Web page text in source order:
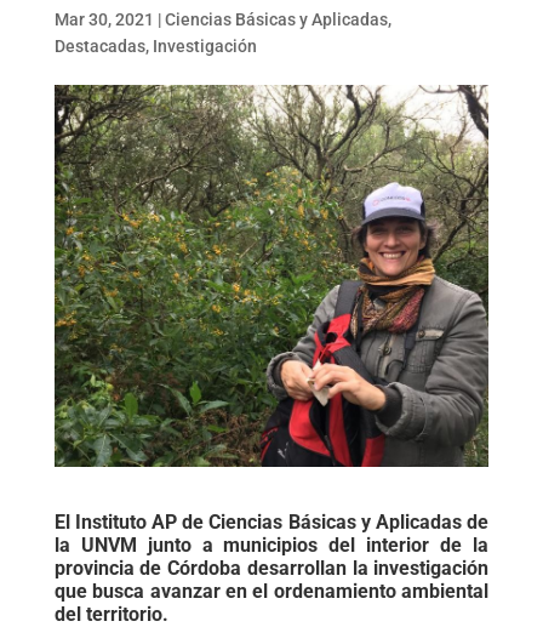
Mar 30, 2021 |Ciencias Básicas y Aplicadas,
Destacadas, Investigación
El Instituto AP de Ciencias Básicas y Aplicadas de
la UNVM junto a municipios del interior de la
provincia de Córdoba desarrollan la investigación
que busca avanzar en el ordenamiento ambiental
del territorio.